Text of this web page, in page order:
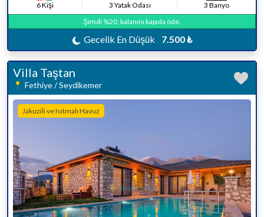
6 Kişi 3 Yatak Odası
3 Banyo
Şimdi %20, kalanını kapıda öde.
Gecelik En Düşük 7.500 ₺
Villa Taştan
Fethiye / Seydikemer
Jakuzili ve Isıtmalı Havuz